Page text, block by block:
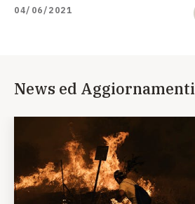
04/06/2021
News ed Aggiornamenti